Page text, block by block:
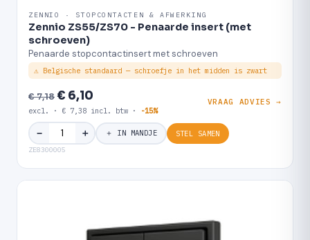
ZENNIO · STOPCONTACTEN & AFWERKING
Zennio ZS55/ZS70 - Penaarde insert (met
schroeven)
Penaarde stopcontactinsert met schroeven
⚠ Belgische standaard — schroefje in het midden is zwart
€ 7,18€ 6,10
excl. · € 7,38 incl. btw · -15%
VRAAG ADVIES →
− ＋ ＋ IN MANDJE STEL SAMEN
ZE8300005